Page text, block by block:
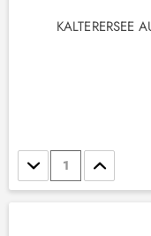
KALTERERSEE
Stückzahl